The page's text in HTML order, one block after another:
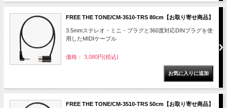
FREE THE TONE/CM-3510-TRS 80cm【お取り寄せ商品】
3.5mmステレオ・ミニ・プラグと360度対応DINプラグを使
用したMIDIケーブル
価格： 3,080円(税込)
FREE THE TONE/CM-3510-TRS 50cm【お取り寄せ商品】